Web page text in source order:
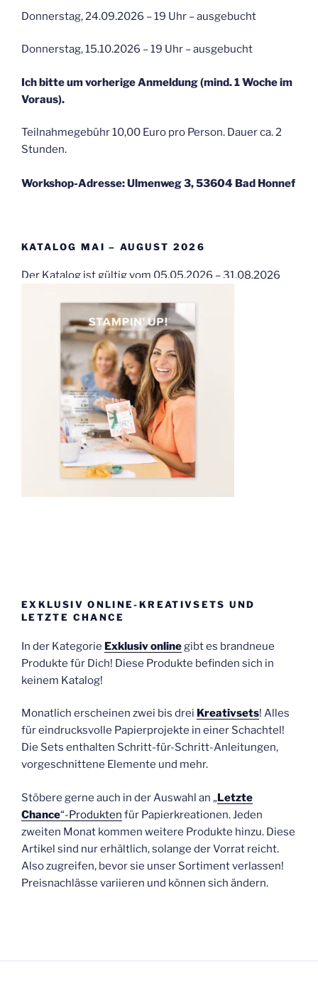
Donnerstag, 24.09.2026 – 19 Uhr – ausgebucht
Donnerstag, 15.10.2026 – 19 Uhr – ausgebucht
Ich bitte um vorherige Anmeldung (mind. 1 Woche im
Voraus).
Teilnahmegebühr 10,00 Euro pro Person. Dauer ca. 2
Stunden.
Workshop-Adresse: Ulmenweg 3, 53604 Bad Honnef
KATALOG MAI – AUGUST 2026
Der Katalog ist gültig vom 05.05.2026 – 31.08.2026
EXKLUSIV ONLINE-KREATIVSETS UND
LETZTE CHANCE
In der Kategorie Exklusiv online gibt es brandneue
Produkte für Dich! Diese Produkte befinden sich in
keinem Katalog!
Monatlich erscheinen zwei bis drei Kreativsets! Alles
für eindrucksvolle Papierprojekte in einer Schachtel!
Die Sets enthalten Schritt-für-Schritt-Anleitungen,
vorgeschnittene Elemente und mehr.
Stöbere gerne auch in der Auswahl an „Letzte
Chance“-Produkten für Papierkreationen. Jeden
zweiten Monat kommen weitere Produkte hinzu. Diese
Artikel sind nur erhältlich, solange der Vorrat reicht.
Also zugreifen, bevor sie unser Sortiment verlassen!
Preisnachlässe variieren und können sich ändern.